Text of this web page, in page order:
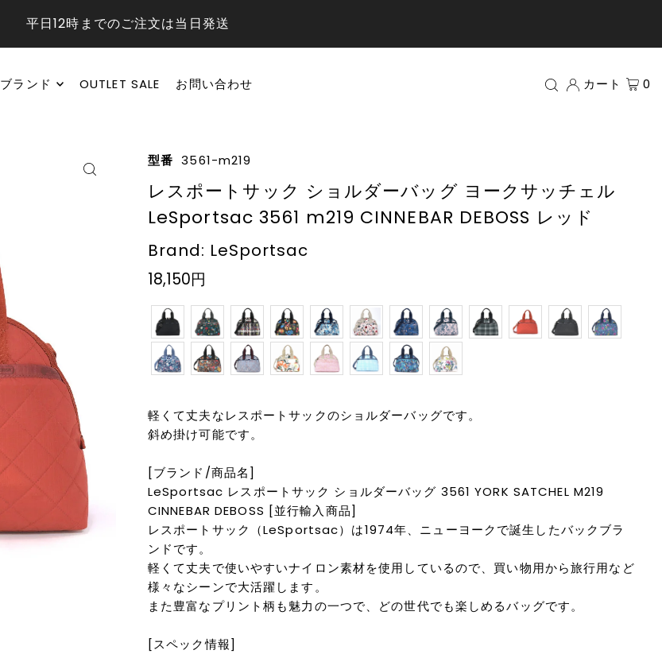
平日12時までのご注文は当日発送
ブランド OUTLET SALE お問い合わせ カート 0
型番 3561-m219
レスポートサック ショルダーバッグ ヨークサッチェル
LeSportsac 3561 m219 CINNEBAR DEBOSS レッド
Brand: LeSportsac
18,150円
軽くて丈夫なレスポートサックのショルダーバッグです。
斜め掛け可能です。
[ブランド/商品名]
LeSportsac レスポートサック ショルダーバッグ 3561 YORK SATCHEL M219
CINNEBAR DEBOSS [並行輸入商品]
レスポートサック（LeSportsac）は1974年、ニューヨークで誕生したバックブラ
ンドです。
軽くて丈夫で使いやすいナイロン素材を使用しているので、買い物用から旅行用など
様々なシーンで大活躍します。
また豊富なプリント柄も魅力の一つで、どの世代でも楽しめるバッグです。
[スペック情報]